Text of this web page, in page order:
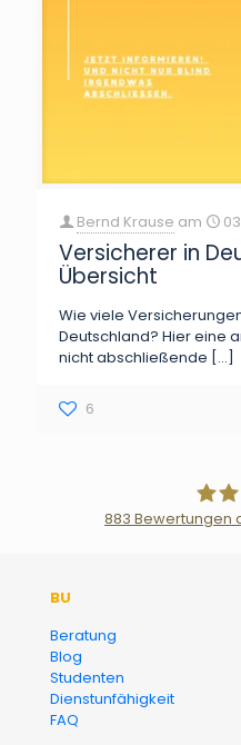
Bernd Krause am
Versicherer in
Übersicht
Wie viele
Deutschland? Hier eine
nicht abschließende […]
6
883 Bewertungen
BU
Beratung
Blog
Studenten
Dienstunfähigkeit
FAQ